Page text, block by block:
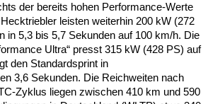
der bereits hohen Performance-Werte
leisten weiterhin 200 kW (272
in 5,3 bis 5,7 Sekunden auf 100 km/h. Die
Ultra“ presst 315 kW (428 PS) auf
den Standardsprint in
3,6 Sekunden. Die Reichweiten nach
Zyklus liegen zwischen 410 km und 590